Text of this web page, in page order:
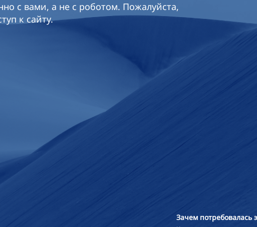
с вами, а не с роботом. Пожалуйста,
к сайту.
Зачем потребовалась